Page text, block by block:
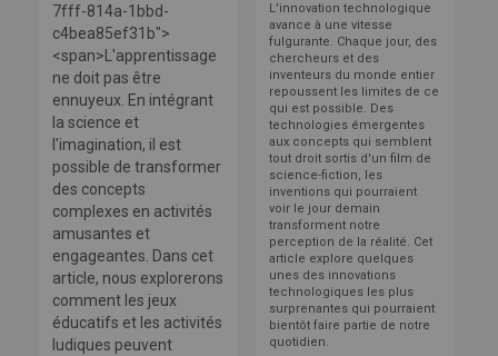
7fff-814a-1bbd-
c4bea85ef31b">
<span>L'apprentissage
ne doit pas être
ennuyeux. En intégrant
la science et
l'imagination, il est
possible de transformer
des concepts
complexes en activités
amusantes et
engageantes. Dans cet
article, nous explorerons
comment les jeux
éducatifs et les activités
ludiques peuvent
L'innovation technologique
avance à une vitesse
fulgurante. Chaque jour, des
chercheurs et des
inventeurs du monde entier
repoussent les limites de ce
qui est possible. Des
technologies émergentes
aux concepts qui semblent
tout droit sortis d'un film de
science-fiction, les
inventions qui pourraient
voir le jour demain
transforment notre
perception de la réalité. Cet
article explore quelques
unes des innovations
technologiques les plus
surprenantes qui pourraient
bientôt faire partie de notre
quotidien.